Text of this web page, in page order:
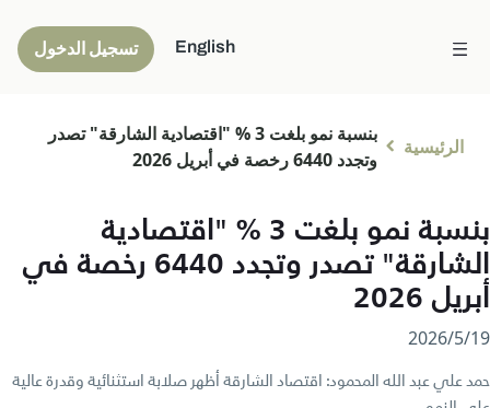
English تسجيل الدخول
الرئيسية
بنسبة نمو بلغت 3 % "اقتصادية الشارقة" تصدر
وتجدد 6440 رخصة في أبريل 2026
بنسبة نمو بلغت 3 % "اقتصادية
الشارقة" تصدر وتجدد 6440 رخصة في
أبريل 2026
19‏/5‏/2026
حمد علي عبد الله المحمود: اقتصاد الشارقة أظهر صلابة استثنائية وقدرة عالية